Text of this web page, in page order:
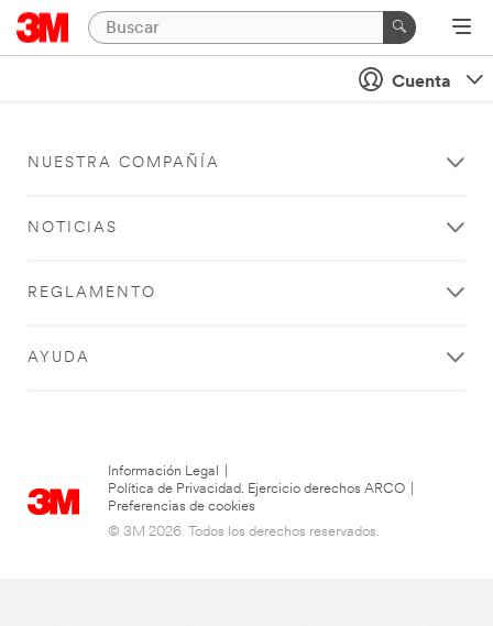
Cuenta
NUESTRA COMPAÑÍA
NOTICIAS
REGLAMENTO
AYUDA
Información Legal
Política de Privacidad. Ejercicio derechos ARCO
Preferencias de cookies
© 3M 2026. Todos los derechos reservados.